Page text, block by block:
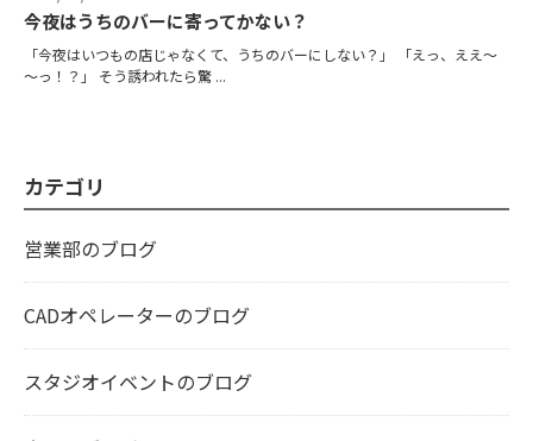
今夜はうちのバーに寄ってかない？
「今夜はいつもの店じゃなくて、うちのバーにしない？」 「えっ、ええ～
～っ！？」 そう誘われたら驚 ...
カテゴリ
営業部のブログ
CADオペレーターのブログ
スタジオイベントのブログ